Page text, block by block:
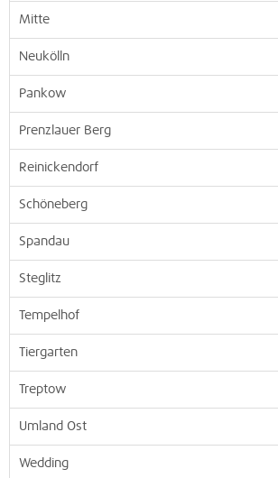
Mitte
Neukölln
Pankow
Prenzlauer Berg
Reinickendorf
Schöneberg
Spandau
Steglitz
Tempelhof
Tiergarten
Treptow
Umland Ost
Wedding